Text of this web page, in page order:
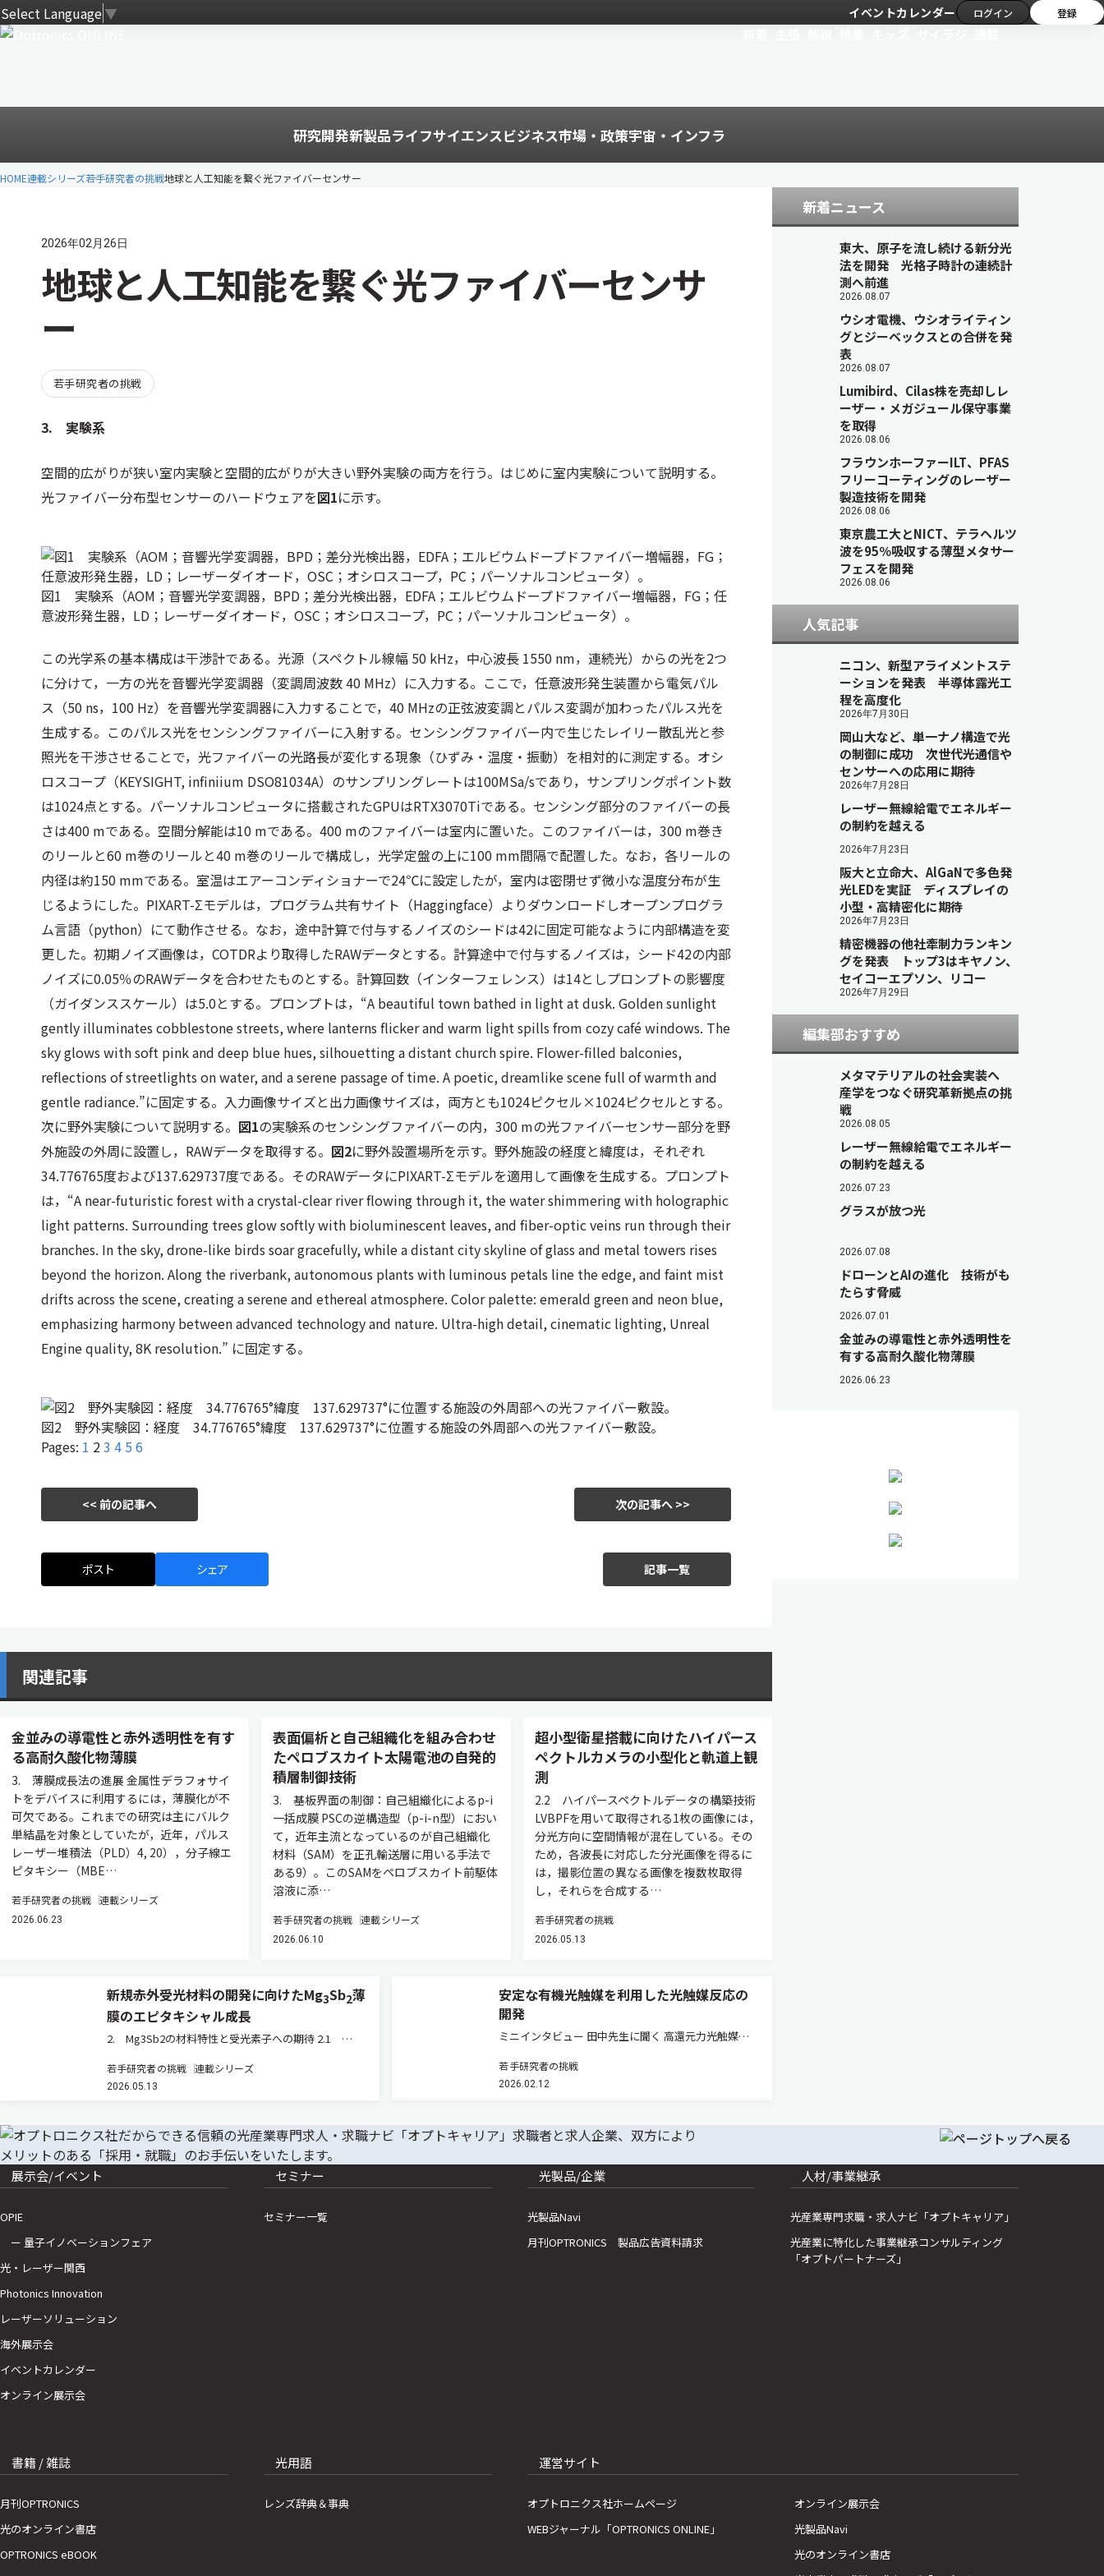
Select Language▼ イベントカレンダー ログイン 登録
研究開発新製品ライフサイエンスビジネス市場・政策宇宙・インフラ
HOME連載シリーズ若手研究者の挑戦地球と人工知能を繋ぐ光ファイバーセンサー
2026年02月26日
地球と人工知能を繋ぐ光ファイバーセンサ
ー
若手研究者の挑戦
3. 実験系
空間的広がりが狭い室内実験と空間的広がりが大きい野外実験の両方を行う。はじめに室内実験について説明する。
光ファイバー分布型センサーのハードウェアを図1に示す。
図1 実験系（AOM；音響光学変調器，BPD；差分光検出器，EDFA；エルビウムドープドファイバー増幅器，FG；任
意波形発生器，LD；レーザーダイオード，OSC；オシロスコープ，PC；パーソナルコンピュータ）。
この光学系の基本構成は干渉計である。光源（スペクトル線幅 50 kHz，中心波長 1550 nm，連続光）からの光を2つ
に分けて，一方の光を音響光学変調器（変調周波数 40 MHz）に入力する。ここで，任意波形発生装置から電気パル
ス（50 ns，100 Hz）を音響光学変調器に入力することで，40 MHzの正弦波変調とパルス変調が加わったパルス光を
生成する。このパルス光をセンシングファイバーに入射する。センシングファイバー内で生じたレイリー散乱光と参
照光を干渉させることで，光ファイバーの光路長が変化する現象（ひずみ・温度・振動）を相対的に測定する。オシ
ロスコープ（KEYSIGHT, infiniium DSO81034A）のサンプリングレートは100MSa/sであり，サンプリングポイント数
は1024点とする。パーソナルコンピュータに搭載されたGPUはRTX3070Tiである。センシング部分のファイバーの長
さは400 mである。空間分解能は10 mである。400 mのファイバーは室内に置いた。このファイバーは，300 m巻き
のリールと60 m巻のリールと40 m巻のリールで構成し，光学定盤の上に100 mm間隔で配置した。なお，各リールの
内径は約150 mmである。室温はエアーコンディショナーで24℃に設定したが，室内は密閉せず微小な温度分布が生
じるようにした。PIXART-Σモデルは，プログラム共有サイト（Haggingface）よりダウンロードしオープンプログラ
ム言語（python）にて動作させる。なお，途中計算で付与するノイズのシードは42に固定可能なように内部構造を変
更した。初期ノイズ画像は，COTDRより取得したRAWデータとする。計算途中で付与するノイズは，シード42の内部
ノイズに0.05％のRAWデータを合わせたものとする。計算回数（インターフェレンス）は14としプロンプトの影響度
（ガイダンススケール）は5.0とする。プロンプトは，“A beautiful town bathed in light at dusk. Golden sunlight
gently illuminates cobblestone streets, where lanterns flicker and warm light spills from cozy café windows. The
sky glows with soft pink and deep blue hues, silhouetting a distant church spire. Flower-filled balconies,
reflections of streetlights on water, and a serene passage of time. A poetic, dreamlike scene full of warmth and
gentle radiance.”に固定する。入力画像サイズと出力画像サイズは，両方とも1024ピクセル×1024ピクセルとする。
次に野外実験について説明する。 図1の実験系のセンシングファイバーの内，300 mの光ファイバーセンサー部分を野
外施設の外周に設置し，RAWデータを取得する。 図2に野外設置場所を示す。野外施設の経度と緯度は，それぞれ
34.776765度および137.629737度である。そのRAWデータにPIXART-Σモデルを適用して画像を生成する。プロンプト
は，“A near-futuristic forest with a crystal-clear river flowing through it, the water shimmering with holographic
light patterns. Surrounding trees glow softly with bioluminescent leaves, and fiber-optic veins run through their
branches. In the sky, drone-like birds soar gracefully, while a distant city skyline of glass and metal towers rises
beyond the horizon. Along the riverbank, autonomous plants with luminous petals line the edge, and faint mist
drifts across the scene, creating a serene and ethereal atmosphere. Color palette: emerald green and neon blue,
emphasizing harmony between advanced technology and nature. Ultra-high detail, cinematic lighting, Unreal
Engine quality, 8K resolution.” に固定する。
図2 野外実験図：経度 34.776765°緯度 137.629737°に位置する施設の外周部への光ファイバー敷設。
Pages: 1 23 4 5 6
<< 前の記事へ 次の記事へ >>
ポスト シェア 記事一覧
関連記事
金並みの導電性と赤外透明性を有す
る高耐久酸化物薄膜
3. 薄膜成長法の進展 金属性デラフォサイ
トをデバイスに利用するには，薄膜化が不
可欠である。これまでの研究は主にバルク
単結晶を対象としていたが，近年，パルス
レーザー堆積法（PLD）4, 20），分子線エ
ピタキシー（MBE…
若手研究者の挑戦 連載シリーズ
2026.06.23
表面偏析と自己組織化を組み合わせ
たペロブスカイト太陽電池の自発的
積層制御技術
3. 基板界面の制御：自己組織化によるp-i
一括成膜 PSCの逆構造型（p-i-n型）におい
て，近年主流となっているのが自己組織化
材料（SAM）を正孔輸送層に用いる手法で
ある9）。このSAMをペロブスカイト前駆体
溶液に添…
若手研究者の挑戦 連載シリーズ
2026.06.10
超小型衛星搭載に向けたハイパース
ペクトルカメラの小型化と軌道上観
測
2.2 ハイパースペクトルデータの構築技術
LVBPFを用いて取得される1枚の画像には，
分光方向に空間情報が混在している。その
ため，各波長に対応した分光画像を得るに
は，撮影位置の異なる画像を複数枚取得
し，それらを合成する…
若手研究者の挑戦
2026.05.13
新規赤外受光材料の開発に向けたMg3Sb2薄
膜のエピタキシャル成長
2. Mg3Sb2の材料特性と受光素子への期待 2.1
リ土類金属であるMgと第15族元素であるSbから構成
される化合物半導体である。その結晶構造は，六方晶
若手研究者の挑戦 連載シリーズ
2026.05.13
安定な有機光触媒を利用した光触媒反応の
開発
ミニインタビュー 田中先生に聞く 高還元力光触媒と
中）私は博士課程の頃から光触媒の研究に取り組み，
主に酸化力の高い触媒の開発を進めてきました。3年
若手研究者の挑戦
2026.02.12
新着ニュース
東大、原子を流し続ける新分光
法を開発 光格子時計の連続計
測へ前進
2026.08.07
ウシオ電機、ウシオライティン
グとジーベックスとの合併を発
表
2026.08.07
Lumibird、Cilas株を売却しレ
ーザー・メガジュール保守事業
を取得
2026.08.06
フラウンホーファーILT、PFAS
フリーコーティングのレーザー
製造技術を開発
2026.08.06
東京農工大とNICT、テラヘルツ
波を95％吸収する薄型メタサー
フェスを開発
2026.08.06
人気記事
ニコン、新型アライメントステ
ーションを発表 半導体露光工
程を高度化
2026年7月30日
岡山大など、単一ナノ構造で光
の制御に成功 次世代光通信や
センサーへの応用に期待
2026年7月28日
レーザー無線給電でエネルギー
の制約を越える
2026年7月23日
阪大と立命大、AlGaNで多色発
光LEDを実証 ディスプレイの
小型・高精密化に期待
2026年7月23日
精密機器の他社牽制力ランキン
グを発表 トップ3はキヤノン、
セイコーエプソン、リコー
2026年7月29日
編集部おすすめ
メタマテリアルの社会実装へ
産学をつなぐ研究革新拠点の挑
戦
2026.08.05
レーザー無線給電でエネルギー
の制約を越える
2026.07.23
グラスが放つ光
2026.07.08
ドローンとAIの進化 技術がも
たらす脅威
2026.07.01
金並みの導電性と赤外透明性を
有する高耐久酸化物薄膜
2026.06.23
展示会/イベント
OPIE
ー 量子イノベーションフェア
光・レーザー関西
Photonics Innovation
レーザーソリューション
海外展示会
イベントカレンダー
オンライン展示会
セミナー
セミナー一覧
光製品/企業
光製品Navi
月刊OPTRONICS 製品広告資料請求
人材/事業継承
光産業専門求職・求人ナビ「オプトキャリア」
光産業に特化した事業継承コンサルティング
「オプトパートナーズ」
書籍 / 雑誌
月刊OPTRONICS
光のオンライン書店
OPTRONICS eBOOK
光用語
レンズ辞典＆事典
運営サイト
オプトロニクス社ホームページ
WEBジャーナル「OPTRONICS ONLINE」
オンライン展示会
光製品Navi
光のオンライン書店